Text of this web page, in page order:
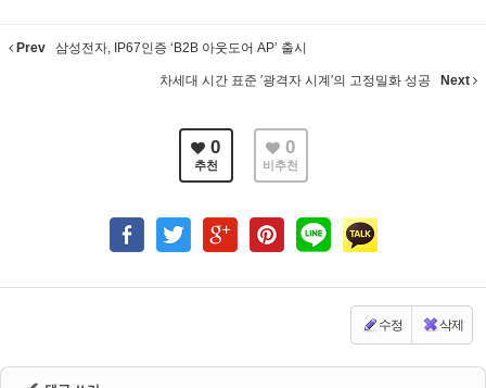
Prev 삼성전자, IP67인증 ‘B2B 아웃도어 AP’ 출시
차세대 시간 표준 ′광격자 시계′의 고정밀화 성공 Next
0
추천
0
비추천
수정 삭제